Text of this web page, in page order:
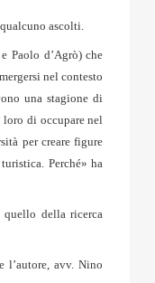
ascolti.
Paolo d’Agrò) che
nel contesto
una stagione di
di occupare nel
per creare figure
Perché» ha
della ricerca
l’autore, avv. Nino